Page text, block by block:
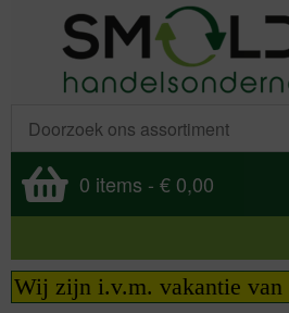
0 items - € 0,00
zijn i.v.m. vakantie van